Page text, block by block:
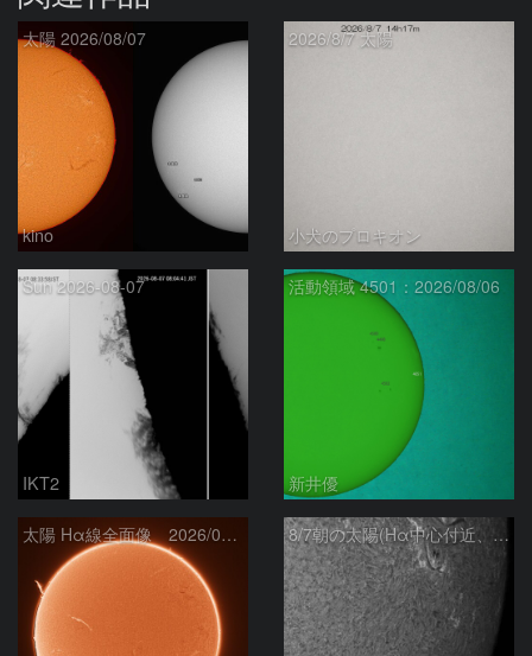
太陽 2026/08/07
kino
2026/8/7 太陽
小犬のプロキオン
Sun 2026-08-07
IKT2
活動領域 4501：2026/08/06
新井優
太陽 Hα線全面像 2026/08/07 8/7朝の太陽(Hα中心付近、4498、4502付近)